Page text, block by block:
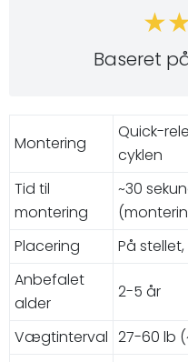
Baseret
Montering
Quick-
cyklen
Tid til
montering
~30
Placering
På
Anbefalet
alder
2-5 år
Vægtinterval 27-60 lb